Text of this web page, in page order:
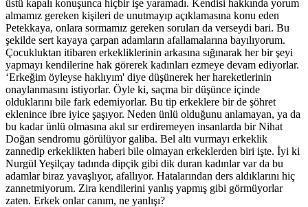
üstü kapalı konuşunca hiçbir işe yaramadı. Kendisi hakkında yorum
almamız gereken kişileri de unutmayıp açıklamasına konu eden
Petekkaya, onlara sormamız gereken soruları da verseydi bari. Bu
şekilde sert kayaya çarpan adamların afallamalarına bayılıyorum.
Çocukluktan itibaren erkekliklerinin arkasına sığınarak her bir şeyi
yapmayı kendilerine hak görerek kadınları ezmeye devam ediyorlar.
‘Erkeğim öyleyse haklıyım' diye düşünerek her hareketlerinin
onaylanmasını istiyorlar. Öyle ki, saçma bir düşünce içinde
olduklarını bile fark edemiyorlar. Bu tip erkeklere bir de şöhret
eklenince ibre iyice şaşıyor. Neden ünlü olduğunu anlamayan, ya da
bu kadar ünlü olmasına akıl sır erdiremeyen insanlarda bir Nihat
Doğan sendromu görülüyor galiba. Bel altı vurmayı erkeklik
zannedip erkeklikten haberi bile olmayan erkeklerden biri işte. İyi ki
Nurgül Yeşilçay tadında dipçik gibi dik duran kadınlar var da bu
adamlar biraz yavaşlıyor, afallıyor. Hatalarından ders aldıklarını hiç
zannetmiyorum. Zira kendilerini yanlış yapmış gibi görmüyorlar
zaten. Erkek onlar canım, ne yanlışı?